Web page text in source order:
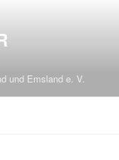
und Emsland e. V.